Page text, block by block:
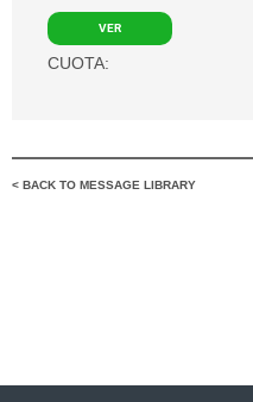
VER
CUOTA:
< BACK TO MESSAGE LIBRARY